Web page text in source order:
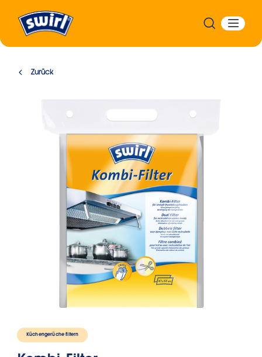
Zurück
Küchengerüche filtern